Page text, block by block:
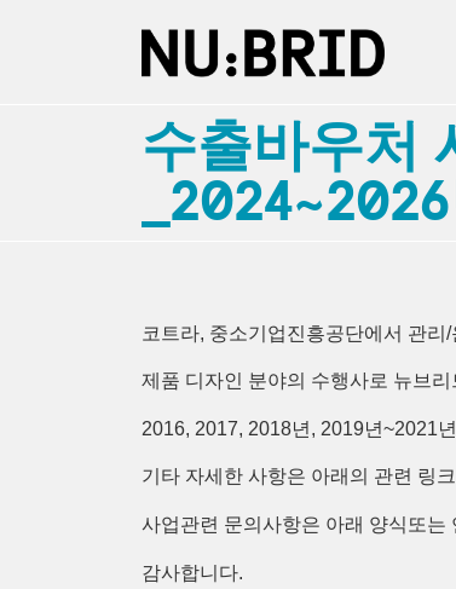
수출바우처
코트라, 중소기업진흥공단에서 관리
제품 디자인 분야의 수행사로 뉴브
2016, 2017, 2018년, 2019년~2021
기타 자세한 사항은 아래의 관련 링
사업관련 문의사항은 아래 양식또
감사합니다.